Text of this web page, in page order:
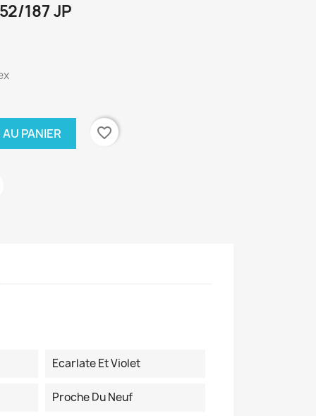
187 JP
PANIER favorite_border
Ecarlate Et Violet
Proche Du Neuf